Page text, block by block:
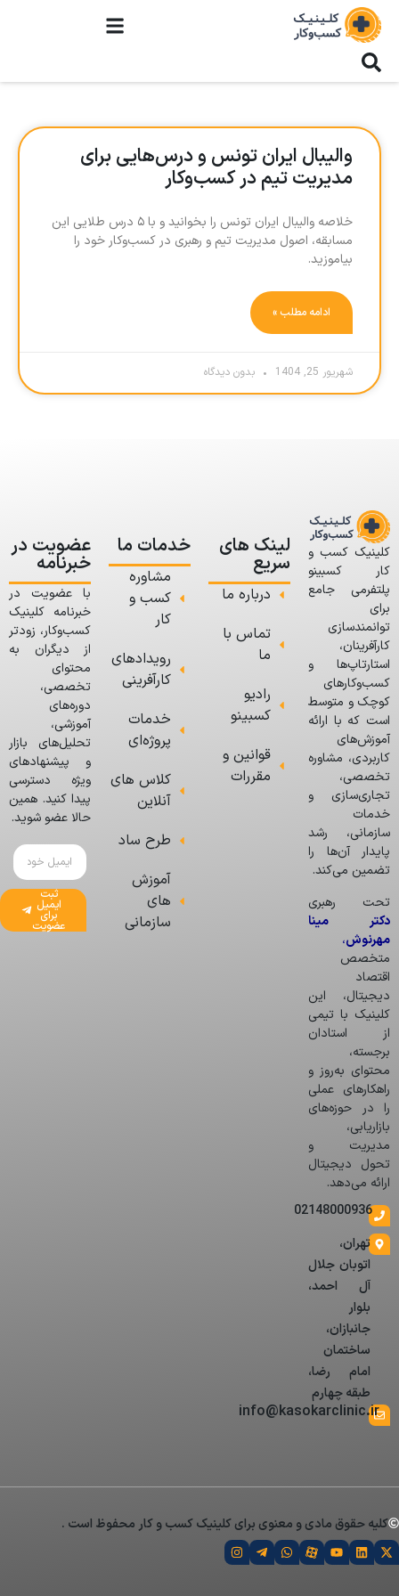
والیبال ایران تونس و درس‌هایی برای
مدیریت تیم در کسب‌وکار
خلاصه والیبال ایران تونس را بخوانید و با ۵ درس طلایی این
مسابقه، اصول مدیریت تیم و رهبری در کسب‌وکار خود را
بیاموزید.
ادامه مطلب »
شهریور 25, 1404 بدون دیدگاه
کلینیک کسب و
کار کسبینو
پلتفرمی جامع
برای
توانمندسازی
کارآفرینان،
استارتاپ‌ها و
کسب‌وکارهای
کوچک و متوسط
است که با ارائه
آموزش‌های
کاربردی، مشاوره
تخصصی،
تجاری‌سازی و
خدمات
سازمانی، رشد
پایدار آن‌ها را
تضمین می‌کند.
تحت رهبری
دکتر مینا
مهرنوش،
متخصص
اقتصاد
دیجیتال، این
کلینیک با تیمی
از استادان
برجسته،
محتوای به‌روز و
راهکارهای عملی
را در حوزه‌های
بازاریابی،
مدیریت و
تحول دیجیتال
ارائه می‌دهد.
02148000936
تهران،
اتوبان جلال
آل احمد،
بلوار
جانبازان،
ساختمان
امام رضا،
طبقه چهارم
info@kasokarclinic.ir
لینک های
سریع
درباره ما
تماس با
ما
رادیو
کسبینو
قوانین و
مقررات
خدمات ما
مشاوره
کسب و
کار
رویدادهای
کارآفرینی
خدمات
پروژه‌ای
کلاس های
آنلاین
طرح ساد
آموزش
های
سازمانی
عضویت در
خبرنامه
با عضویت در
خبرنامه کلینیک
کسب‌وکار، زودتر
از دیگران به
محتوای
تخصصی،
دوره‌های
آموزشی،
تحلیل‌های بازار
و پیشنهادهای
ویژه دسترسی
پیدا کنید. همین
حالا عضو شوید.
ثبت
ایمیل
برای
عضویت
کلیه حقوق مادی و معنوی برای کلینیک کسب و کار محفوظ است .